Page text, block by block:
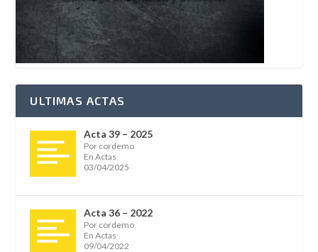
ULTIMAS ACTAS
Acta 39 – 2025
Por cordemo
En Actas
03/04/2025
Acta 36 – 2022
Por cordemo
En Actas
09/04/2022